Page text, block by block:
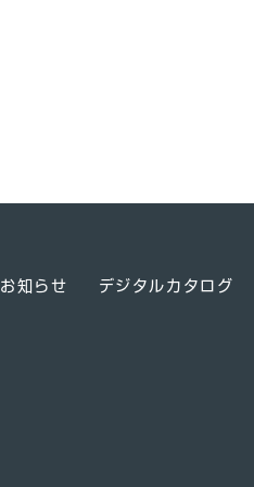
お知らせ デジタルカタログ